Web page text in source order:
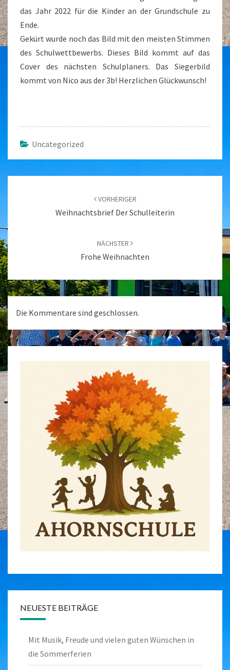
das Jahr 2022 für die Kinder an der Grundschule zu
Ende.
Gekürt wurde noch das Bild mit den meisten Stimmen
des Schulwettbewerbs. Dieses Bild kommt auf das
Cover des nächsten Schulplaners. Das Siegerbild
kommt von Nico aus der 3b! Herzlichen Glückwunsch!
Uncategorized
VORHERIGER
Weihnachtsbrief Der Schulleiterin
NÄCHSTER
Frohe Weihnachten
Die Kommentare sind geschlossen.
NEUESTE BEITRÄGE
Mit Musik, Freude und vielen guten Wünschen in
die Sommerferien